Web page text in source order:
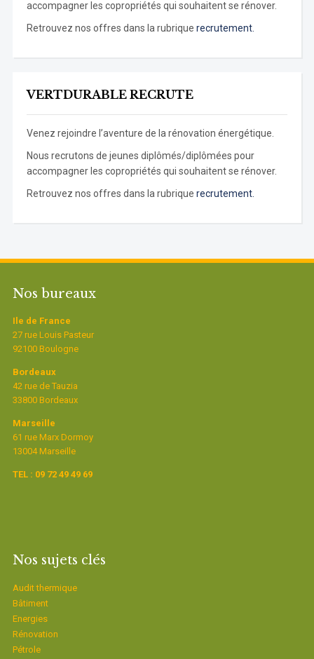
accompagner les copropriétés qui souhaitent se rénover.
Retrouvez nos offres dans la rubrique recrutement.
VERTDURABLE RECRUTE
Venez rejoindre l’aventure de la rénovation énergétique.
Nous recrutons de jeunes diplômés/diplômées pour
accompagner les copropriétés qui souhaitent se rénover.
Retrouvez nos offres dans la rubrique recrutement.
Nos bureaux
Ile de France
27 rue Louis Pasteur
92100 Boulogne
Bordeaux
42 rue de Tauzia
33800 Bordeaux
Marseille
61 rue Marx Dormoy
13004 Marseille
TEL : 09 72 49 49 69
Nos sujets clés
Audit thermique
Bâtiment
Energies
Rénovation
Pétrole